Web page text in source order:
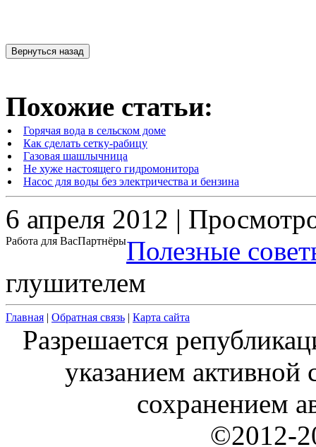
Похожие статьи:
Горячая вода в сельском доме
Как сделать сетку-рабицу
Газовая шашлычница
Не хуже настоящего гидромонитора
Насос для воды без электричества и бензина
6 апреля 2012 |
Работа для ВасПартнёрыПолезные
глушителем
Главная | Обратная связь | Карта сайта
Разрешается
указанием
сохранением
©2012-